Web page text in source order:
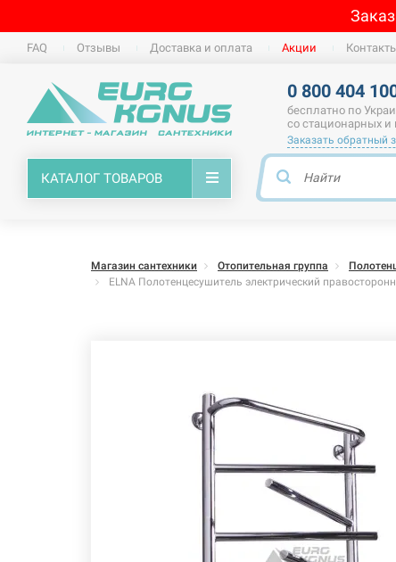
FAQ Отзывы Доставка и оплата Акции
0 800 404
бесплатно по
со стационарных
Заказать обратный
КАТАЛОГ ТОВАРОВ
Магазин сантехники Отопительная группа
ELNA Полотенцесушитель электрический